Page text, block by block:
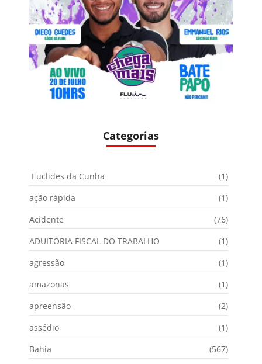
Categorias
Euclides da Cunha
(1)
ação rápida
(1)
Acidente
(76)
ADUITORIA FISCAL DO TRABALHO
(1)
agressão
(1)
amazonas
(1)
apreensão
(2)
assédio
(1)
Bahia
(567)